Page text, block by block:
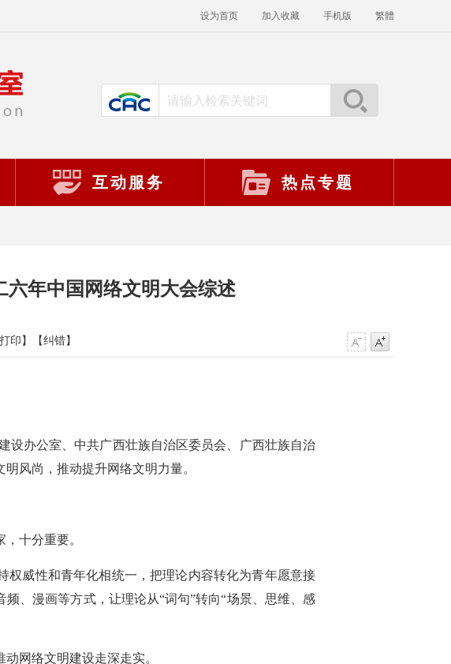
设为首页 加入收藏 手机版 繁體
互动服务 热点专题
年中国网络文明大会综述
打印】 【纠错】
设办公室、中共广西壮族自治区委员会、广西壮族自治
风尚，推动提升网络文明力量。
十分重要。
权威性和青年化相统一，把理论内容转化为青年愿意接
、漫画等方式，让理论从“词句”转向“场景、思维、感
网络文明建设走深走实。